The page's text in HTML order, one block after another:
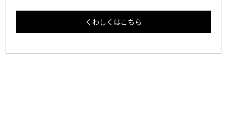
くわしくはこちら